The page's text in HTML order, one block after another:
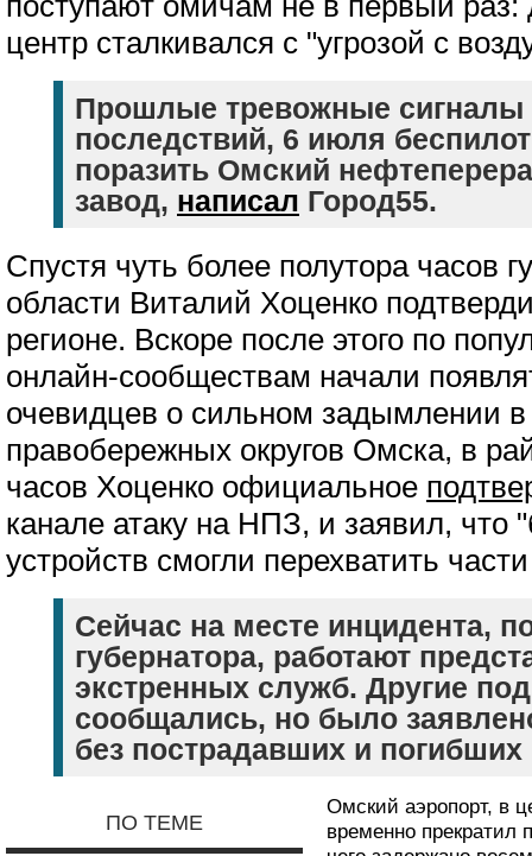
центр сталкивался с "угрозой с
Прошлые тревожные сигналы
последствий, 6 июля
поразить Омский
завод, написал Город55.
Спустя чуть более полутора часов
области Виталий Хоценко
регионе. Вскоре после этого по
онлайн-сообществам начали
очевидцев о сильном задымлении
правобережных округов Омска, в
часов Хоценко официальное
канале атаку на НПЗ, и заявил, что
устройств смогли перехватить
Сейчас на месте инцидента,
губернатора, работают
экстренных служб. Другие
сообщались, но было
без пострадавших и погибших
ПО ТЕМЕ
Омский аэропорт, в
временно прекратил